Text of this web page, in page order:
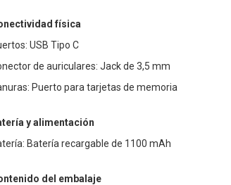
física
USB Tipo C
de auriculares: Jack de 3,5 mm
Puerto para tarjetas de memoria
y alimentación
Batería recargable de 1100 mAh
del embalaje